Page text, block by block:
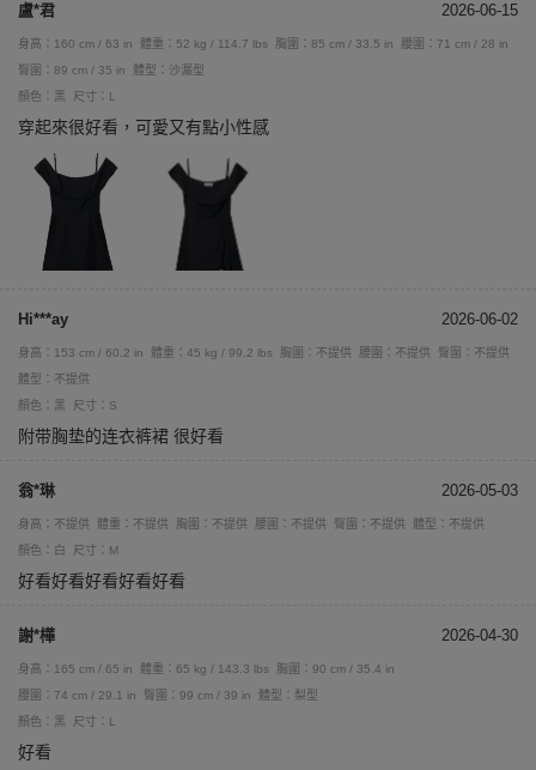
盧*君 2026-06-15
身高：160 cm / 63 in 體重：52 kg / 114.7 lbs 胸圍：85 cm / 33.5 in
腰圍：71 cm / 28 in
臀圍：89 cm / 35 in
體型：沙漏型
顏色：黑
尺寸：L
穿起來很好看，可愛又有點小性感
Hi***ay 2026-06-02
身高：153 cm / 60.2 in 體重：45 kg / 99.2 lbs 胸圍：不提供 腰圍：不提供
臀圍：不提供
體型：不提供
顏色：黑
尺寸：S
附带胸垫的连衣裤裙 很好看
翁*琳 2026-05-03
身高：不提供 體重：不提供 胸圍：不提供 腰圍：不提供 臀圍：不提供
體型：不提供
顏色：白
尺寸：M
好看好看好看好看好看
謝*樺 2026-04-30
身高：165 cm / 65 in 體重：65 kg / 143.3 lbs
胸圍：90 cm / 35.4 in
腰圍：74 cm / 29.1 in
臀圍：99 cm / 39 in
體型：梨型
顏色：黑
尺寸：L
好看